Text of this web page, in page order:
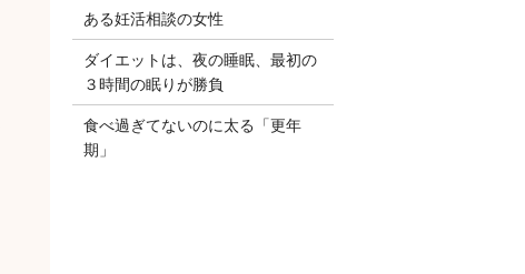
ある妊活相談の女性
ダイエットは、夜の睡眠、最初の
３時間の眠りが勝負
食べ過ぎてないのに太る「更年
期」